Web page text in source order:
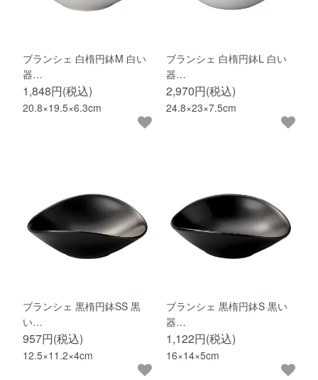
ブランシェ 白楕円鉢M 白い
器…
1,848円(税込)
20.8×19.5×6.3cm
ブランシェ 白楕円鉢L 白い
器…
2,970円(税込)
24.8×23×7.5cm
ブランシェ 黒楕円鉢SS 黒
い…
957円(税込)
12.5×11.2×4cm
ブランシェ 黒楕円鉢S 黒い
器…
1,122円(税込)
16×14×5cm